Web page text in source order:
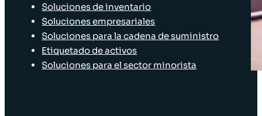
Soluciones de inventario
Soluciones empresariales
Soluciones para la cadena de suministro
Etiquetado de activos
Soluciones para el sector minorista